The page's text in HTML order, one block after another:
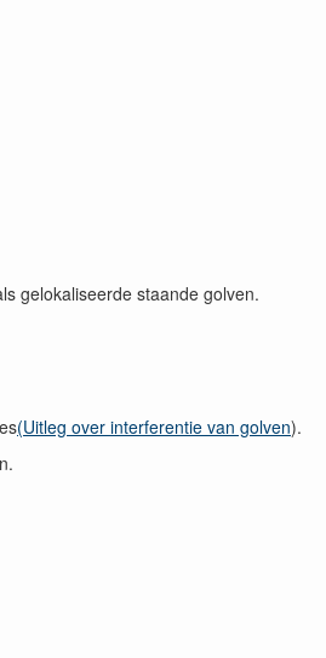
gelokaliseerde staande golven.
(Uitleg over interferentie van golven).